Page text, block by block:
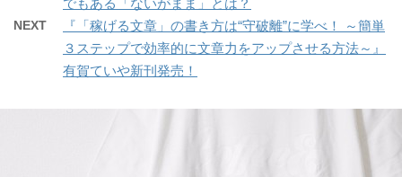
でもある「ないがまま」とは？
NEXT
『「稼げる文章」の書き方は“守破離”に学べ！ ～簡単
３ステップで効率的に文章力をアップさせる方法～』
有賀ていや新刊発売！